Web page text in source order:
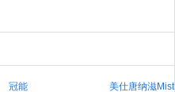
冠能 美仕唐纳滋Miste